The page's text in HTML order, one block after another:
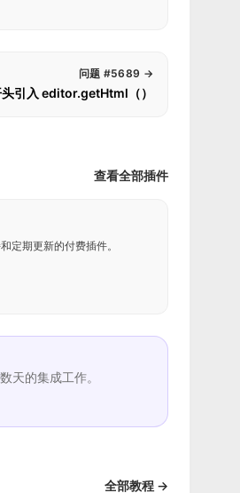
问题 #5689 →
引入 editor.getHtml（）
查看全部插件
定期更新的付费插件。
天的集成工作。
全部教程 →